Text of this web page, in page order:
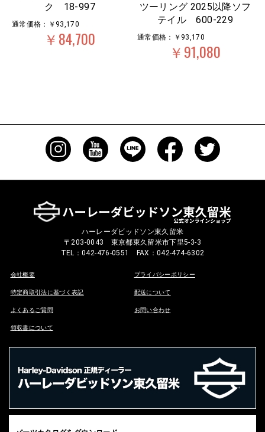
ク 18-997
通常価格：￥93,170
￥84,700
ツーリング 2025以降ソフ
テイル 600-229
通常価格：￥93,170
￥91,080
ハーレーダビッドソン東久留米
〒203-0043 東京都東久留米市下里5-3-3
TEL：042-476-0551 FAX：042-474-6302
会社概要 プライバシーポリシー
特定商取引法に基づく表記 配送について
よくあるご質問 お問い合わせ
領収書について